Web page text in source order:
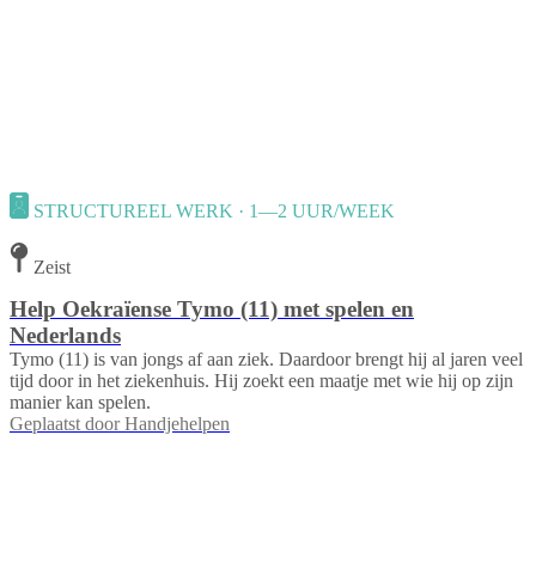
STRUCTUREEL WERK · 1—2 UUR/WEEK
Zeist
Help Oekraïense Tymo (11) met spelen en
Nederlands
Tymo (11) is van jongs af aan ziek. Daardoor brengt hij al jaren veel
tijd door in het ziekenhuis. Hij zoekt een maatje met wie hij op zijn
manier kan spelen.
Geplaatst door Handjehelpen